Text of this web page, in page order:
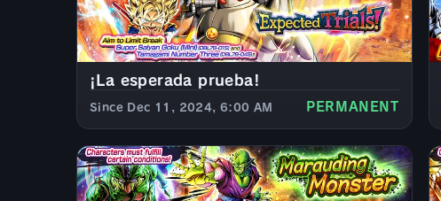
¡La esperada prueba!
Since Dec 11, 2024, 6:00 AM PERMANENT